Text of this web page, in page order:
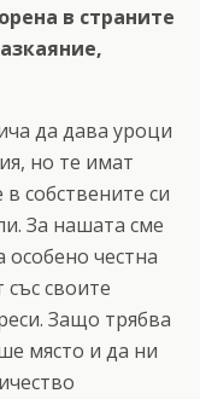
в страните
да дава уроци
но те имат
собствените си
За нашата сме
особено честна
своите
Защо трябва
място и да ни